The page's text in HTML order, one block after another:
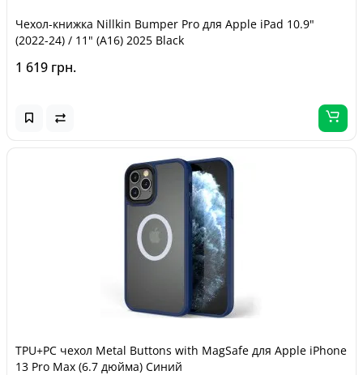
Чехол-книжка Nillkin Bumper Pro для Apple iPad 10.9"
(2022-24) / 11" (A16) 2025 Black
1 619 грн.
TPU+PC чехол Metal Buttons with MagSafe для Apple iPhone
13 Pro Max (6.7 дюйма) Синий